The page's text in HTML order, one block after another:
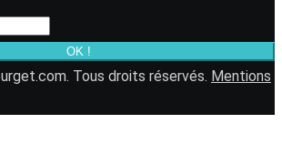
OK !
Tous droits réservés. Mentions